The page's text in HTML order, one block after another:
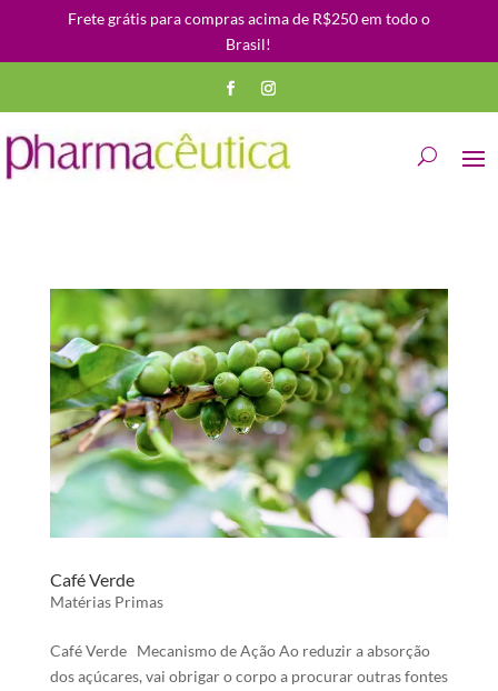
Frete grátis para compras acima de R$250 em todo o
Brasil!
Café Verde
Matérias Primas
Café Verde Mecanismo de Ação Ao reduzir a absorção
dos açúcares, vai obrigar o corpo a procurar outras fontes